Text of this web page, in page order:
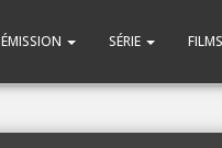
ÉMISSION SÉRIE FILMS